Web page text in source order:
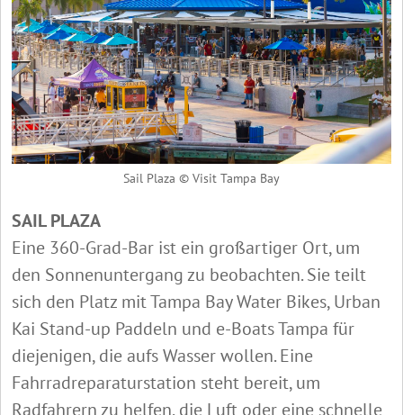
Sail Plaza © Visit Tampa Bay
SAIL PLAZA
Eine 360-Grad-Bar ist ein großartiger Ort, um
den Sonnenuntergang zu beobachten. Sie teilt
sich den Platz mit Tampa Bay Water Bikes, Urban
Kai Stand-up Paddeln und e-Boats Tampa für
diejenigen, die aufs Wasser wollen. Eine
Fahrradreparaturstation steht bereit, um
Radfahrern zu helfen, die Luft oder eine schnelle